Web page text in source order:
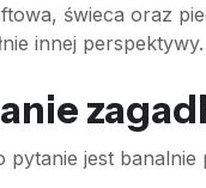
świeca oraz
innej perspektywy.
pytanie jest